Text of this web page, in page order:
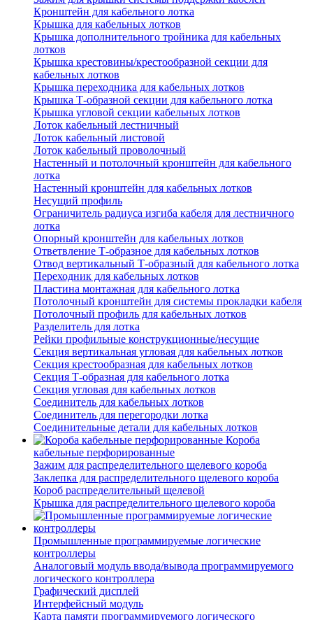
Кронштейн для кабельного лотка
Крышка для кабельных лотков
Крышка дополнительного тройника для кабельных
лотков
Крышка крестовины/крестообразной секции для
кабельных лотков
Крышка переходника для кабельных лотков
Крышка Т-образной секции для кабельного лотка
Крышка угловой секции кабельных лотков
Лоток кабельный лестничный
Лоток кабельный листовой
Лоток кабельный проволочный
Настенный и потолочный кронштейн для кабельного
лотка
Настенный кронштейн для кабельных лотков
Несущий профиль
Ограничитель радиуса изгиба кабеля для лестничного
лотка
Опорный кронштейн для кабельных лотков
Ответвление Т-образное для кабельных лотков
Отвод вертикальный Т-образный для кабельного лотка
Переходник для кабельных лотков
Пластина монтажная для кабельного лотка
Потолочный кронштейн для системы прокладки кабеля
Потолочный профиль для кабельных лотков
Разделитель для лотка
Рейки профильные конструкционные/несущие
Секция вертикальная угловая для кабельных лотков
Секция крестообразная для кабельных лотков
Секция Т-образная для кабельного лотка
Секция угловая для кабельных лотков
Соединитель для кабельных лотков
Соединитель для перегородки лотка
Соединительные детали для кабельных лотков
Короба
кабельные перфорированные
Зажим для распределительного щелевого короба
Заклепка для распределительного щелевого короба
Короб распределительный щелевой
Крышка для распределительного щелевого короба
Промышленные программируемые логические
контроллеры
Аналоговый модуль ввода/вывода программируемого
логического контроллера
Графический дисплей
Интерфейсный модуль
Карта памяти программируемого логического